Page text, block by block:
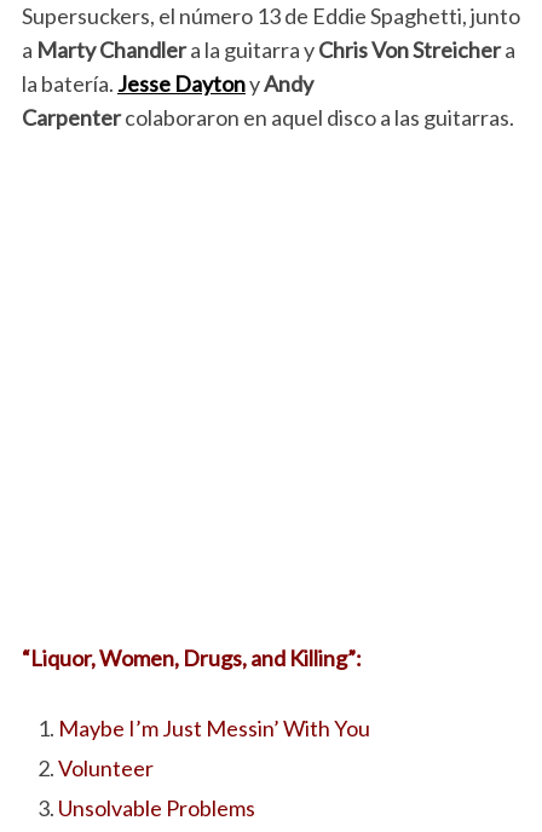
Supersuckers, el número 13 de Eddie Spaghetti, junto
a Marty Chandlera la guitarra yChris Von Streichera
la batería. Jesse DaytonyAndy
Carpentercolaboraron en aquel disco a las guitarras.
“Liquor, Women, Drugs, and Killing”:
Maybe I’m Just Messin’ With You
Volunteer
Unsolvable Problems